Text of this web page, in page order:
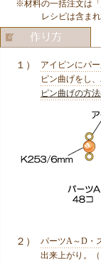
※材料の一括注文は「
レシピは含ま
１）
アイピンにパ
ピン曲げをし
ピン曲げの方
２）
パーツA～D・
出来上がり。